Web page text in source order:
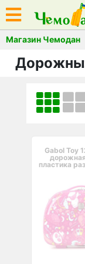
Магазин Чемодан
Gabol Toy
пластика